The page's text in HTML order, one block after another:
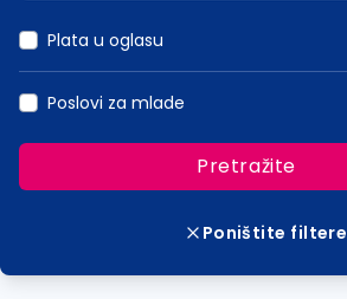
Plata u oglasu
Poslovi za mlade
Pretražite
Poništite filtere